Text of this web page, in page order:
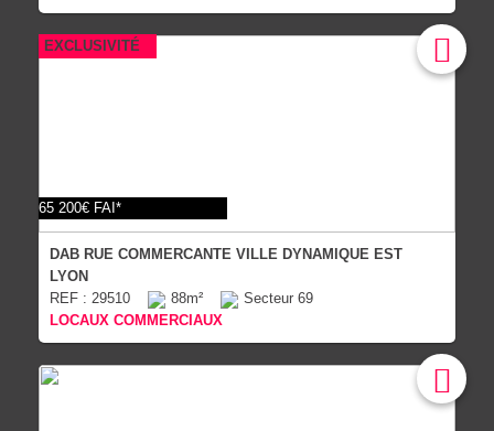
65 200€ FAI*
EXCLUSIVITÉ
DAB RUE COMMERCANTE VILLE DYNAMIQUE EST
LYON
REF : 29510
88m²
Secteur 69
LOCAUX COMMERCIAUX